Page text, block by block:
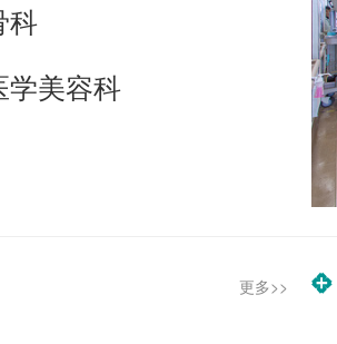
科
学美容科
更多>>